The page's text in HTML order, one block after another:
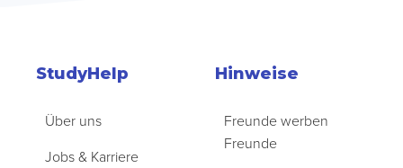
StudyHelp
Über uns
Jobs & Karriere
Hinweise
Freunde werben
Freunde